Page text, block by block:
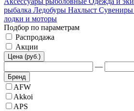
рыбалка Ледобуры Нахлыст
лодки и моторы
Подбор по параметрам
Распродажа
Акции
Цена (руб.)
—
Бренд
AFW
Akkoi
APS